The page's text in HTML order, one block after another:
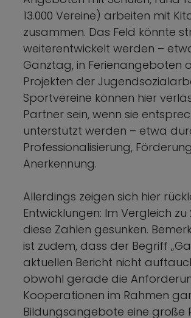
13.000 Vereine) arbeiten mit
zusammen. Das Feld könnte
weiterentwickelt werden –
Ganztag, in Ferienangeboten
Projekten der
Sportvereine können hier
Partner sein, wenn sie
unterstützt werden – etwa
Professionalisierung,
Anerkennung.
Allerdings zeigen sich hier
Entwicklungen: Im Vergleich zu
diese Zahlen gesunken.
ist zudem, dass der Begriff
aktuellen Bericht nicht
obwohl gerade die
Kooperationen im Rahmen
Bildungsangebote eine große